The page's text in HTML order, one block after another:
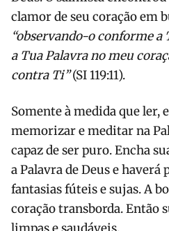
clamor de seu coração em
“observando-o conforme a
a Tua Palavra no meu
contra Ti”(SI 119:11).
Somente à medida que ler,
memorizar e meditar na
capaz de ser puro. Encha
a Palavra de Deus e haverá
fantasias fúteis e sujas. A
coração transborda. Então